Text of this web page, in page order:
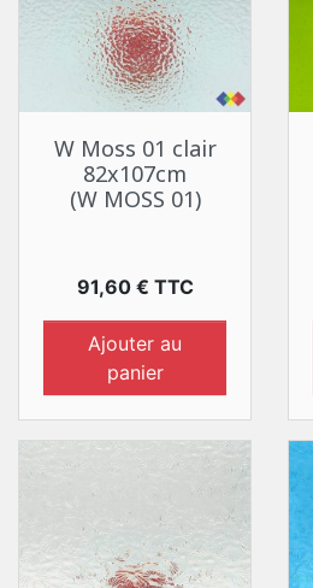
W Moss 01 clair
82x107cm
(W MOSS 01)
Prix
91,60 € TTC
Ajouter au
panier